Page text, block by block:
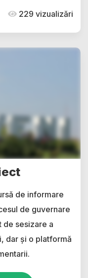
229 vizualizări
de informare
de guvernare
de sesizare a
dar și o platformă